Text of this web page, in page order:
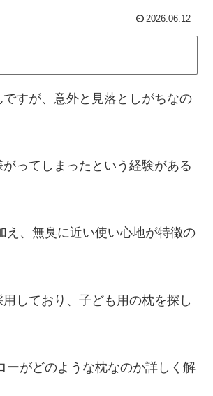
2026.06.12
すが、意外と見落としがちなの
ってしまったという経験がある
え、無臭に近い使い心地が特徴の
しており、子ども用の枕を探し
ーがどのような枕なのか詳しく解